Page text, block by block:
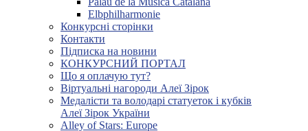
Elbphilharmonie
Конкурсні сторінки
Контакти
Підписка на новини
КОНКУРСНИЙ ПОРТАЛ
Що я оплачую тут?
Віртуальні нагороди Алеї Зірок
Медалісти та володарі статуеток і кубків
Алеї Зірок України
Alley of Stars: Europe